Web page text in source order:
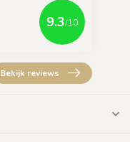
9.3/10
Bekijk reviews